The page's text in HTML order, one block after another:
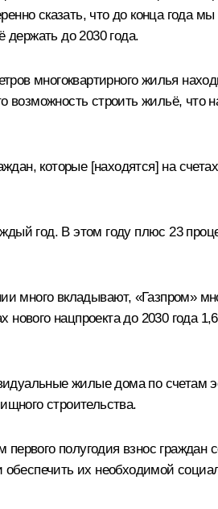
сказать, что до конца года
до 2030 года.
многоквартирного жилья
строить жильё, что
которые [находятся] на
год. В этом году плюс 23
много вкладывают, «Газпром»
нацпроекта до 2030 года
жилые дома по счетам
строительства.
полугодия взнос граждан
их необходимой